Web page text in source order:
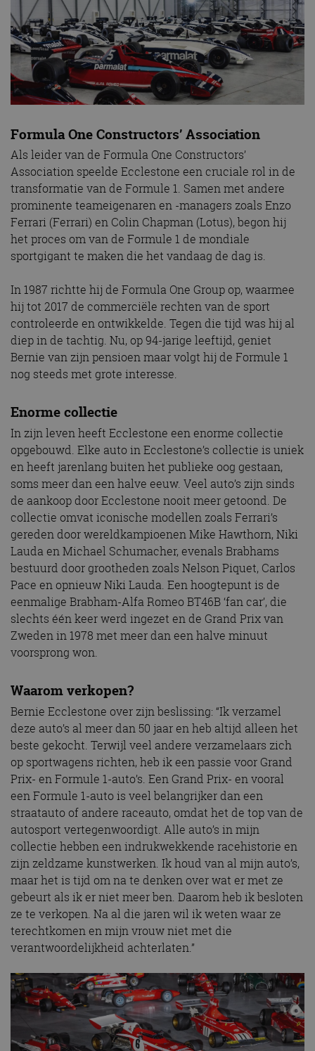
Formula One Constructors’ Association
Als leider van de Formula One Constructors’
Association speelde Ecclestone een cruciale rol in de
transformatie van de Formule 1. Samen met andere
prominente teameigenaren en -managers zoals Enzo
Ferrari (Ferrari) en Colin Chapman (Lotus), begon hij
het proces om van de Formule 1 de mondiale
sportgigant te maken die het vandaag de dag is.
In 1987 richtte hij de Formula One Group op, waarmee
hij tot 2017 de commerciële rechten van de sport
controleerde en ontwikkelde. Tegen die tijd was hij al
diep in de tachtig. Nu, op 94-jarige leeftijd, geniet
Bernie van zijn pensioen maar volgt hij de Formule 1
nog steeds met grote interesse.
Enorme collectie
In zijn leven heeft Ecclestone een enorme collectie
opgebouwd. Elke auto in Ecclestone’s collectie is uniek
en heeft jarenlang buiten het publieke oog gestaan,
soms meer dan een halve eeuw. Veel auto’s zijn sinds
de aankoop door Ecclestone nooit meer getoond. De
collectie omvat iconische modellen zoals Ferrari’s
gereden door wereldkampioenen Mike Hawthorn, Niki
Lauda en Michael Schumacher, evenals Brabhams
bestuurd door grootheden zoals Nelson Piquet, Carlos
Pace en opnieuw Niki Lauda. Een hoogtepunt is de
eenmalige Brabham-Alfa Romeo BT46B ‘fan car’, die
slechts één keer werd ingezet en de Grand Prix van
Zweden in 1978 met meer dan een halve minuut
voorsprong won.
Waarom verkopen?
Bernie Ecclestone over zijn beslissing: “Ik verzamel
deze auto’s al meer dan 50 jaar en heb altijd alleen het
beste gekocht. Terwijl veel andere verzamelaars zich
op sportwagens richten, heb ik een passie voor Grand
Prix- en Formule 1-auto’s. Een Grand Prix- en vooral
een Formule 1-auto is veel belangrijker dan een
straatauto of andere raceauto, omdat het de top van de
autosport vertegenwoordigt. Alle auto’s in mijn
collectie hebben een indrukwekkende racehistorie en
zijn zeldzame kunstwerken. Ik houd van al mijn auto’s,
maar het is tijd om na te denken over wat er met ze
gebeurt als ik er niet meer ben. Daarom heb ik besloten
ze te verkopen. Na al die jaren wil ik weten waar ze
terechtkomen en mijn vrouw niet met die
verantwoordelijkheid achterlaten.”